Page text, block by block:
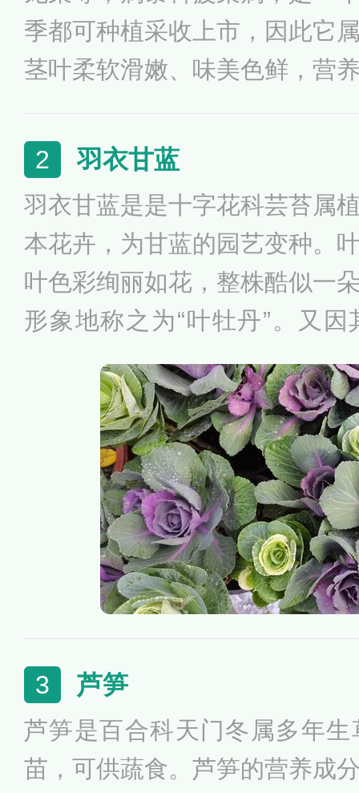
季都可种植采收上市，因此它
茎叶柔软滑嫩、味美色鲜，营
食用菠菜能够起到降低血糖、
进消化、提高免疫力等作用。
量吃菠菜会导致机体出现缺钙
菜是高嘌呤食物，长期吃菠菜
高，引起痛风不适。
2 羽衣甘蓝
羽衣甘蓝是是十字花科芸苔属
本花卉，为甘蓝的园艺变种。
叶色彩绚丽如花，整株酷似一
形象地称之为“叶牡丹”。又
寒，可忍受多次短暂的霜冻，
春，是布置露地花坛、花台及
得的优秀用材。羽衣甘蓝可以
甘蓝的园艺变种，因此它是可
3 芦笋
芦笋是百合科天门冬属多年
苗，可供蔬食。芦笋的营养成